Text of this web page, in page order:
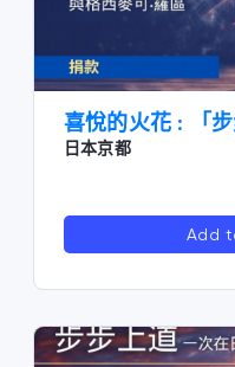
喜悅的火花 : 「
日本京都
Add